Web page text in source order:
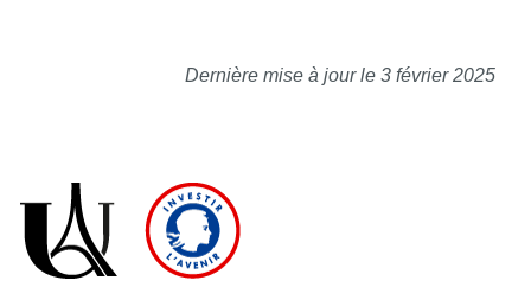
Dernière mise à jour le 3 février 2025